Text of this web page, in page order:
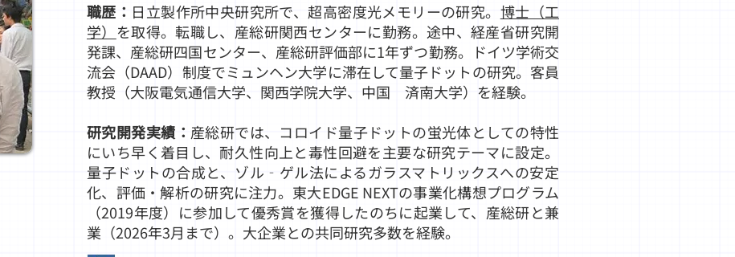
職歴： 日立製作所中央研究所で、超高密度光メモリーの研究。 博士（工
学） を取得。転職し、産総研関西センターに勤務。途中、経産省研究開
発課、産総研四国センター、産総研評価部に1年ずつ勤務。ドイツ学術交
流会（DAAD）制度でミュンヘン大学に滞在して量子ドットの研究。客員
教授（大阪電気通信大学、関西学院大学、中国 済南大学）を経験。
研究開発実績： 産総研では、コロイド量子ドットの蛍光体としての特性
にいち早く着目し、耐久性向上と毒性回避を主要な研究テーマに設定。
量子ドットの合成と、ゾル‐ゲル法によるガラスマトリックスへの安定
化、評価・解析の研究に注力。東大EDGE NEXTの事業化構想プログラム
（2019年度）に参加して優秀賞を獲得したのちに起業して、産総研と兼
業（2026年3月まで）。大企業との共同研究多数を経験。